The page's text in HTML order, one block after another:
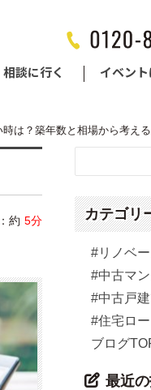
相談に行く イベント
は？築年数と相場から考える
約 5分 カテゴリ
#リノベ
#中古マ
#中古戸
#住宅ロ
ブログ
最近